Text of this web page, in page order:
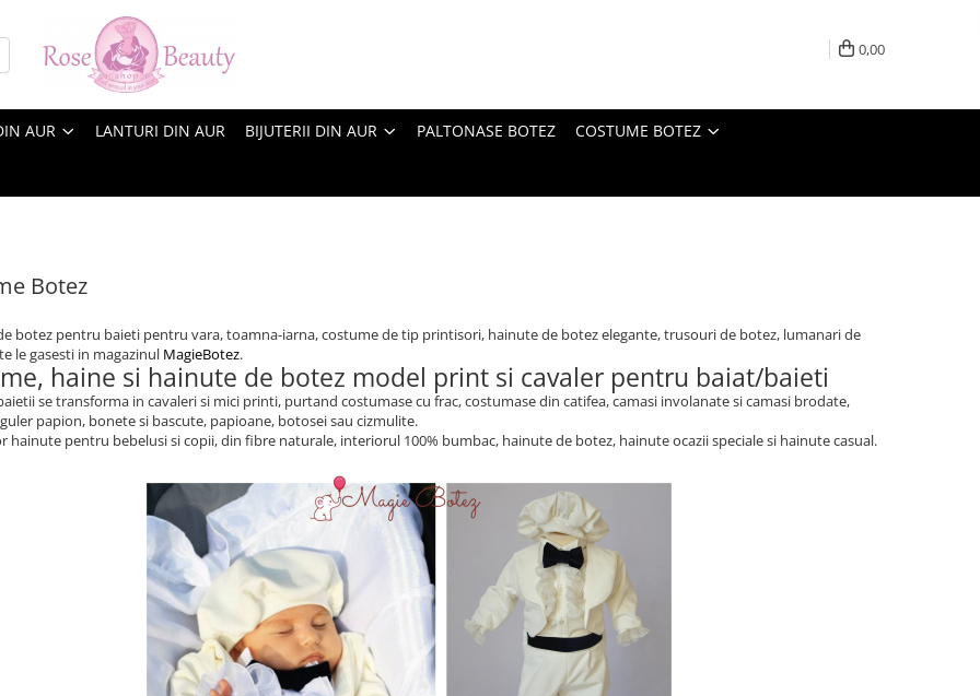
0,00
AUR LANTURI DIN AUR BIJUTERII DIN AUR PALTONASE BOTEZ COSTUME BOTEZ
Botez
botez pentru baieti pentru vara, toamna-iarna, costume de tip printisori, hainute de botez elegante, trusouri de botez, lumanari de
le gasesti in magazinul MagieBotez.
haine si hainute de botez model print si cavaler pentru baiat/baieti
se transforma in cavaleri si mici printi, purtand costumase cu frac, costumase din catifea, camasi involanate si camasi brodate,
papion, bonete si bascute, papioane, botosei sau cizmulite.
hainute pentru bebelusi si copii, din fibre naturale, interiorul 100% bumbac, hainute de botez, hainute ocazii speciale si hainute casual.